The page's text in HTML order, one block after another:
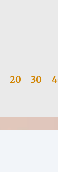
20 30